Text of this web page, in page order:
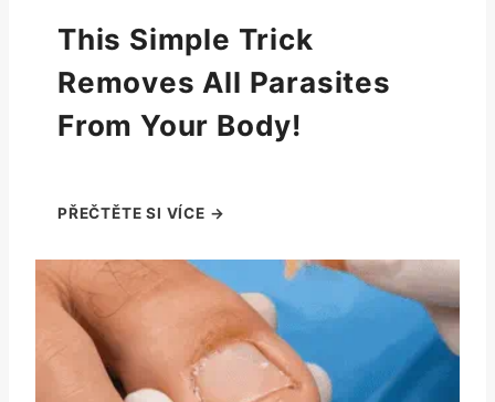
This Simple Trick
Removes All Parasites
From Your Body!